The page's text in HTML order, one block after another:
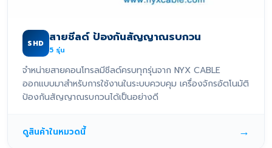
SHD สายชีลด์ ป้องกันสัญญาณรบกวน
5 รุ่น
จำหน่ายสายคอนโทรลมีชีลด์ครบทุกรุ่นจาก NYX CABLE
ออกแบบมาสำหรับการใช้งานในระบบควบคุม เครื่องจักรอัตโนมัติ
ป้องกันสัญญาณรบกวนได้เป็นอย่างดี
ดูสินค้าในหมวดนี้ →